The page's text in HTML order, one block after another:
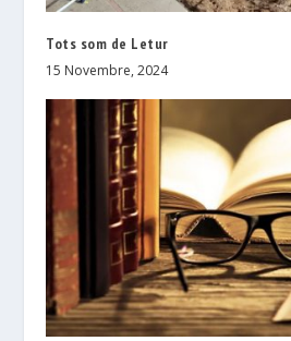
Tots som de Letur
15 Novembre, 2024